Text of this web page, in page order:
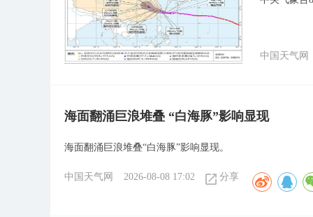
中国天气网
海面翻涌巨浪堆叠 “白海豚”影响显现
海面翻涌巨浪堆叠“白海豚”影响显现。
中国天气网 2026-08-08 17:02 分享